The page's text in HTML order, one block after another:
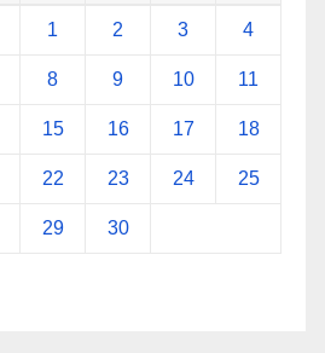
1 2 3 4
8 9 10 11
15 16 17 18
22 23 24 25
29 30